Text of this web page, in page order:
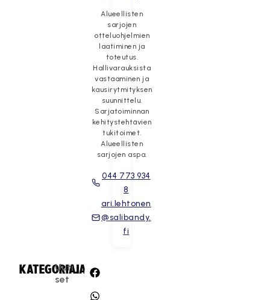
Alueellisten
sarjojen
otteluohjelmien
laatiminen ja
toteutus.
Hallivarauksista
vastaaminen ja
kausirytmityksen
suunnittelu.
Sarjatoiminnan
kehitystehtävien
tukitoimet.
Alueellisten
sarjojen aspa.
044 773 934
8
ari.lehtonen
@salibandy.
fi
KATEGORIA:
Uuti
set
JAA: